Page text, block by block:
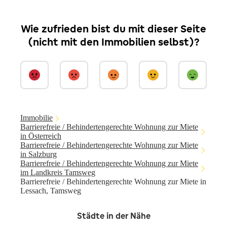
Wie zufrieden bist du mit dieser Seite
(nicht mit den Immobilien selbst)?
Immobilie
Barrierefreie / Behindertengerechte Wohnung zur Miete
in Österreich
Barrierefreie / Behindertengerechte Wohnung zur Miete
in Salzburg
Barrierefreie / Behindertengerechte Wohnung zur Miete
im Landkreis Tamsweg
Barrierefreie / Behindertengerechte Wohnung zur Miete in
Lessach, Tamsweg
Städte in der Nähe